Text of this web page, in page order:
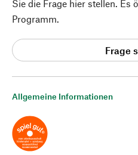
Allgemeine Informationen
Sie die Frage hier stellen. Es
Programm.
Frage